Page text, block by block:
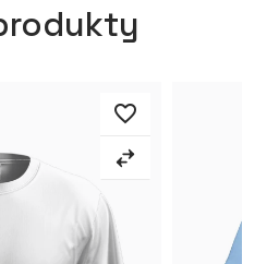
favorite_border